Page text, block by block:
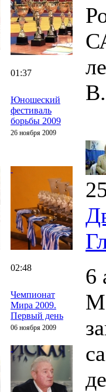
01:37
Юношеский
фестиваль
борьбы 2009
26 ноября 2009
02:48
Чемпионат
Мира 2009.
Первый день
06 ноября 2009
6